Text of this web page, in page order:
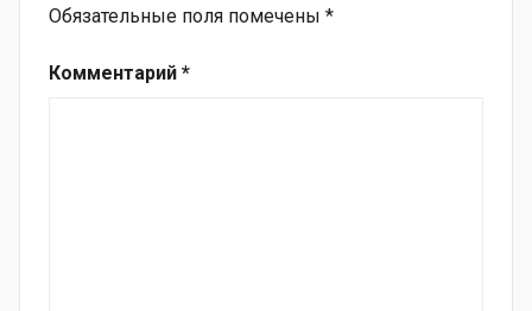
Обязательные поля помечены *
Комментарий *